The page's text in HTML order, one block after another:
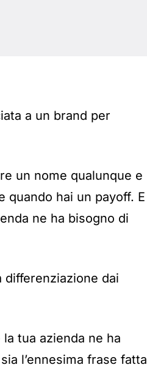
a un brand per
un nome qualunque e
quando hai un payoff. E
ne ha bisogno di
differenziazione dai
tua azienda ne ha
l’ennesima frase fatta